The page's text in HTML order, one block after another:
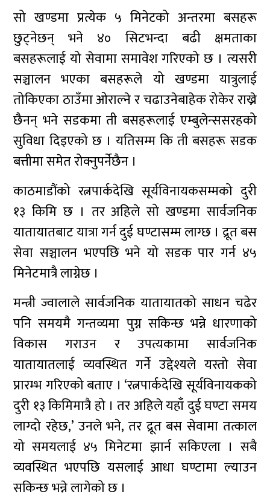
सो खण्डमा प्रत्येक ५ मिनेटको अन्तरमा बसहरू
छुट्नेछन् भने ४० सिटभन्दा बढी क्षमताका
बसहरूलाई यो सेवामा समावेश गरिएको छ । त्यसरी
सञ्चालन भएका बसहरूले यो खण्डमा यात्रुलाई
तोकिएका ठाउँमा ओराल्ने र चढाउनेबाहेक रोकेर राख्ने
छैनन् भने सडकमा ती बसहरूलाई एम्बुलेन्ससरहको
सुविधा दिइएको छ । यतिसम्म कि ती बसहरू सडक
बत्तीमा समेत रोक्नुपर्नेछैन ।
काठमाडौंको रत्नपार्कदेखि सूर्यविनायकसम्मको दुरी
१३ किमि छ । तर अहिले सो खण्डमा सार्वजनिक
यातायातबाट यात्रा गर्न दुई घण्टासम्म लाग्छ । द्रूत बस
सेवा सञ्चालन भएपछि भने यो सडक पार गर्न ४५
मिनेटमात्रै लाग्नेछ ।
मन्त्री ज्वालाले सार्वजनिक यातायातको साधन चढेर
पनि समयमै गन्तव्यमा पुग्न सकिन्छ भन्ने धारणाको
विकास गराउन र उपत्यकामा सार्वजनिक
यातायातलाई व्यवस्थित गर्ने उद्देश्यले यस्तो सेवा
प्रारम्भ गरिएको बताए । ‘रत्नपार्कदेखि सूर्यविनायकको
दुरी १३ किमिमात्रै हो । तर अहिले यहाँ दुई घण्टा समय
लाग्दो रहेछ,’ उनले भने, तर द्रूत बस सेवामा तत्काल
यो समयलाई ४५ मिनेटमा झार्न सकिएला । सबै
व्यवस्थित भएपछि यसलाई आधा घण्टामा ल्याउन
सकिन्छ भन्ने लागेको छ ।